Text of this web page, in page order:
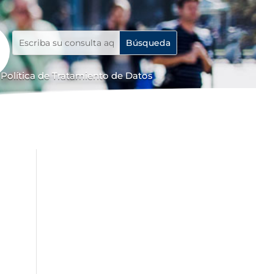
Política de Tratamiento de Datos